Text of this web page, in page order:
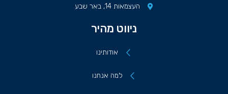
העצמאות 14, באר שבע
ניווט מהיר
אודותינו
למה אנחנו